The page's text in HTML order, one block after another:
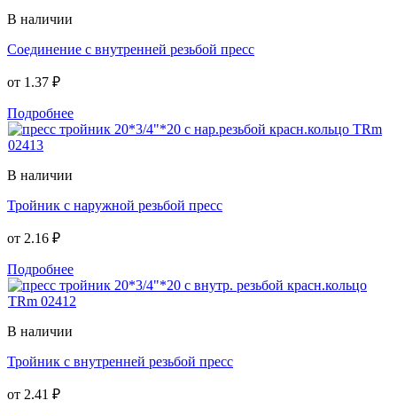
В наличии
Соединение с внутренней резьбой пресс
от 1.37 ₽
Подробнее
В наличии
Тройник с наружной резьбой пресс
от 2.16 ₽
Подробнее
В наличии
Тройник с внутренней резьбой пресс
от 2.41 ₽